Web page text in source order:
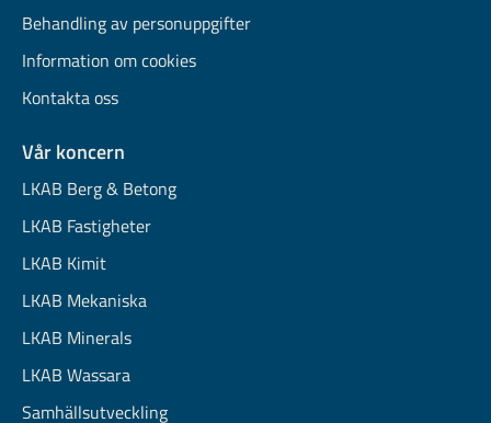
Behandling av personuppgifter
Information om cookies
Kontakta oss
Vår koncern
LKAB Berg & Betong
LKAB Fastigheter
LKAB Kimit
LKAB Mekaniska
LKAB Minerals
LKAB Wassara
Samhällsutveckling